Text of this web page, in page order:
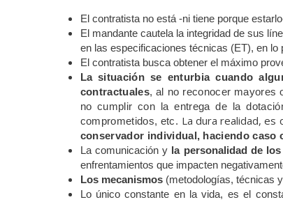
El contratista no está -ni tiene porque
El mandante cautela la integridad de sus
en las especificaciones técnicas (ET), en lo
El contratista busca obtener el máximo
La situación se enturbia cuando
contractuales, al no reconocer mayores
no cumplir con la entrega de la
comprometidos, etc. La dura realidad, es
conservador individual, haciendo caso
La comunicación y la personalidad de
enfrentamientos que impacten
Los mecanismos (metodologías, técnicas
Lo único constante en la vida, es el